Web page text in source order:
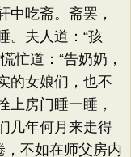
中吃斋。斋罢，
。夫人道：“孩
忙道：“告奶奶，
的女娘们，也不
上房门睡一睡，
几年何月来走得
，不如在师父房内